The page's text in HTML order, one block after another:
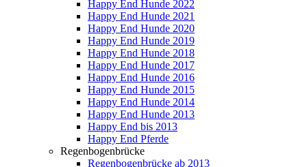
Happy End Hunde 2022
Happy End Hunde 2021
Happy End Hunde 2020
Happy End Hunde 2019
Happy End Hunde 2018
Happy End Hunde 2017
Happy End Hunde 2016
Happy End Hunde 2015
Happy End Hunde 2014
Happy End Hunde 2013
Happy End bis 2013
Happy End Pferde
Regenbogenbrücke
Regenbogenbrücke ab 2013